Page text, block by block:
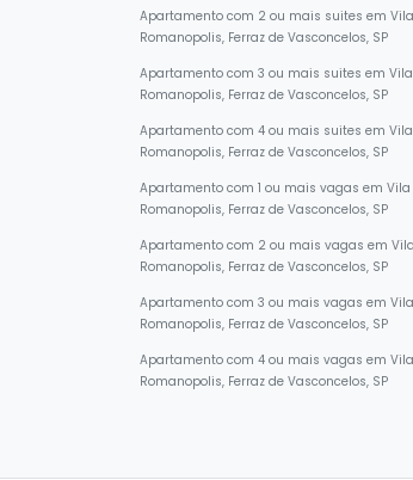
Apartamento com 2 ou mais suites em Vila
Romanopolis, Ferraz de Vasconcelos, SP
Apartamento com 3 ou mais suites em Vila
Romanopolis, Ferraz de Vasconcelos, SP
Apartamento com 4 ou mais suites em Vila
Romanopolis, Ferraz de Vasconcelos, SP
Apartamento com 1 ou mais vagas em Vila
Romanopolis, Ferraz de Vasconcelos, SP
Apartamento com 2 ou mais vagas em Vila
Romanopolis, Ferraz de Vasconcelos, SP
Apartamento com 3 ou mais vagas em Vila
Romanopolis, Ferraz de Vasconcelos, SP
Apartamento com 4 ou mais vagas em Vila
Romanopolis, Ferraz de Vasconcelos, SP